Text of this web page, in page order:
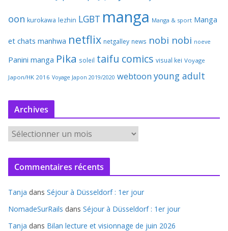
oon kurokawa lezhin LGBT manga Manga & sport Manga
et chats manhwa netflix netgalley news nobi nobi noeve
Panini manga Pika soleil taifu comics visual kei Voyage
Japon/HK 2016 Voyage Japon 2019/2020 webtoon young adult
Archives
r
c
v
e
s
Commentaires récents
Tanja dans Séjour à Düsseldorf : 1er jour
NomadeSurRails dans Séjour à Düsseldorf : 1er jour
Tanja dans Bilan lecture et visionnage de juin 2026